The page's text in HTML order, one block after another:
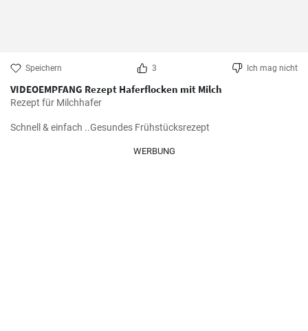
Speichern 3 Ich mag nicht
VIDEOEMPFANG Rezept Haferflocken mit Milch
Rezept für Milchhafer
Schnell & einfach ..Gesundes Frühstücksrezept
WERBUNG